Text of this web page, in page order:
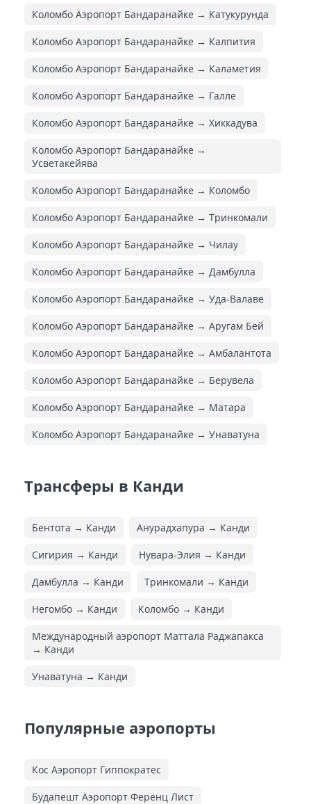
Коломбо Аэропорт Бандаранайке → Катукурунда
Коломбо Аэропорт Бандаранайке → Калпития
Коломбо Аэропорт Бандаранайке → Каламетия
Коломбо Аэропорт Бандаранайке → Галле
Коломбо Аэропорт Бандаранайке → Хиккадува
Коломбо Аэропорт Бандаранайке →
Усветакейява
Коломбо Аэропорт Бандаранайке → Коломбо
Коломбо Аэропорт Бандаранайке → Тринкомали
Коломбо Аэропорт Бандаранайке → Чилау
Коломбо Аэропорт Бандаранайке → Дамбулла
Коломбо Аэропорт Бандаранайке → Уда-Валаве
Коломбо Аэропорт Бандаранайке → Аругам Бей
Коломбо Аэропорт Бандаранайке → Амбалантота
Коломбо Аэропорт Бандаранайке → Берувела
Коломбо Аэропорт Бандаранайке → Матара
Коломбо Аэропорт Бандаранайке → Унаватуна
Трансферы в Канди
Бентота → Канди Анурадхапура → Канди
Сигирия → Канди Нувара-Элия → Канди
Дамбулла → Канди Тринкомали → Канди
Негомбо → Канди Коломбо → Канди
Международный аэропорт Маттала Раджапакса
→ Канди
Унаватуна → Канди
Популярные аэропорты
Кос Аэропорт Гиппократес
Будапешт Аэропорт Ференц Лист